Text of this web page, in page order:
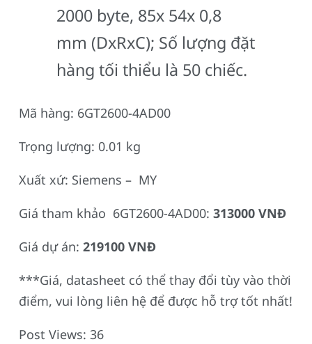
2000 byte, 85x 54x 0,8
mm (DxRxC); Số lượng đặt
hàng tối thiểu là 50 chiếc.
Mã hàng: 6GT2600-4AD00
Trọng lượng: 0.01 kg
Xuất xứ: Siemens – MY
Giá tham khảo 6GT2600-4AD00: 313000 VNĐ
Giá dự án: 219100 VNĐ
***Giá, datasheet có thể thay đổi tùy vào thời
điểm, vui lòng liên hệ để được hỗ trợ tốt nhất!
Post Views: 36